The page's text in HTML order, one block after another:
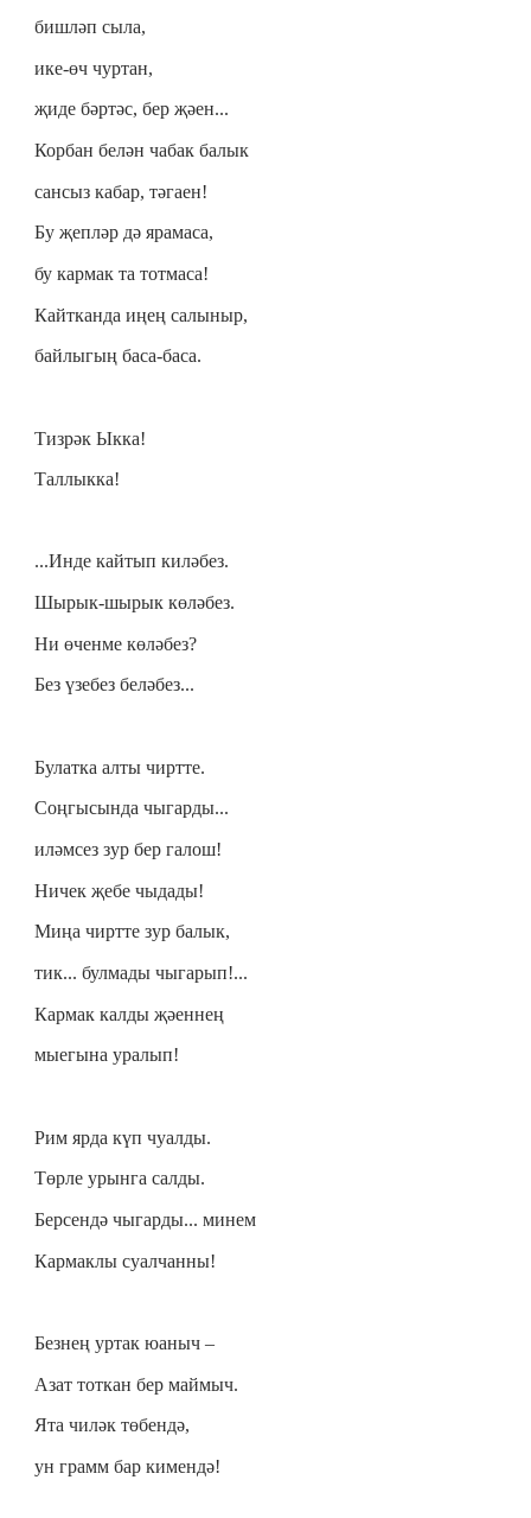
бишләп сыла,
ике-өч чуртан,
җиде бәртәс, бер җәен...
Корбан белән чабак балык
сансыз кабар, тәгаен!
Бу җепләр дә ярамаса,
бу кармак та тотмаса!
Кайтканда иңең салыныр,
байлыгың баса-баса.
Тизрәк Ыкка!
Таллыкка!
...Инде кайтып киләбез.
Шырык-шырык көләбез.
Ни өченме көләбез?
Без үзебез беләбез...
Булатка алты чиртте.
Соңгысында чыгарды...
иләмсез зур бер галош!
Ничек җебе чыдады!
Миңа чиртте зур балык,
тик... булмады чыгарып!...
Кармак калды җәеннең
мыегына уралып!
Рим ярда күп чуалды.
Төрле урынга салды.
Берсендә чыгарды... минем
Кармаклы суалчанны!
Безнең уртак юаныч –
Азат тоткан бер маймыч.
Ята чиләк төбендә,
ун грамм бар кимендә!